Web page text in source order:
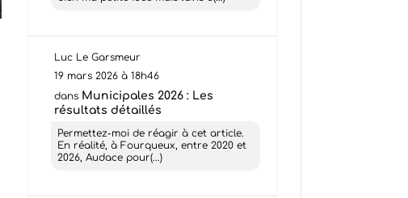
Luc Le Garsmeur
19 mars 2026 à 18h46
dans Municipales 2026 : Les
résultats détaillés
Permettez-moi de réagir à cet article.
En réalité, à Fourqueux, entre 2020 et
2026, Audace pour(...)